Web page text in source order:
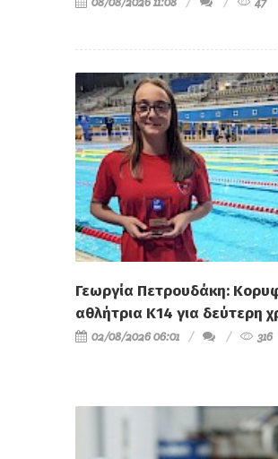
Γεωργία Πετρουδάκη:
αθλήτρια Κ14 για δεύτερη
02/08/2026 06:01 316